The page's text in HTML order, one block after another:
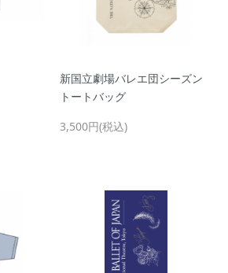
新国立劇場バレエ団シーズン
トートバッグ
3,500円(税込)